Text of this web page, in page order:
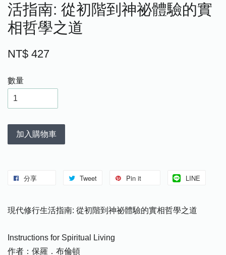
活指南: 從初階到神祕體驗的實
相哲學之道
NT$ 427
數量
加入購物車
分享 Tweet Pin it LINE
現代修行生活指南: 從初階到神祕體驗的實相哲學之道
Instructions for Spiritual Living
作者：保羅．布倫頓